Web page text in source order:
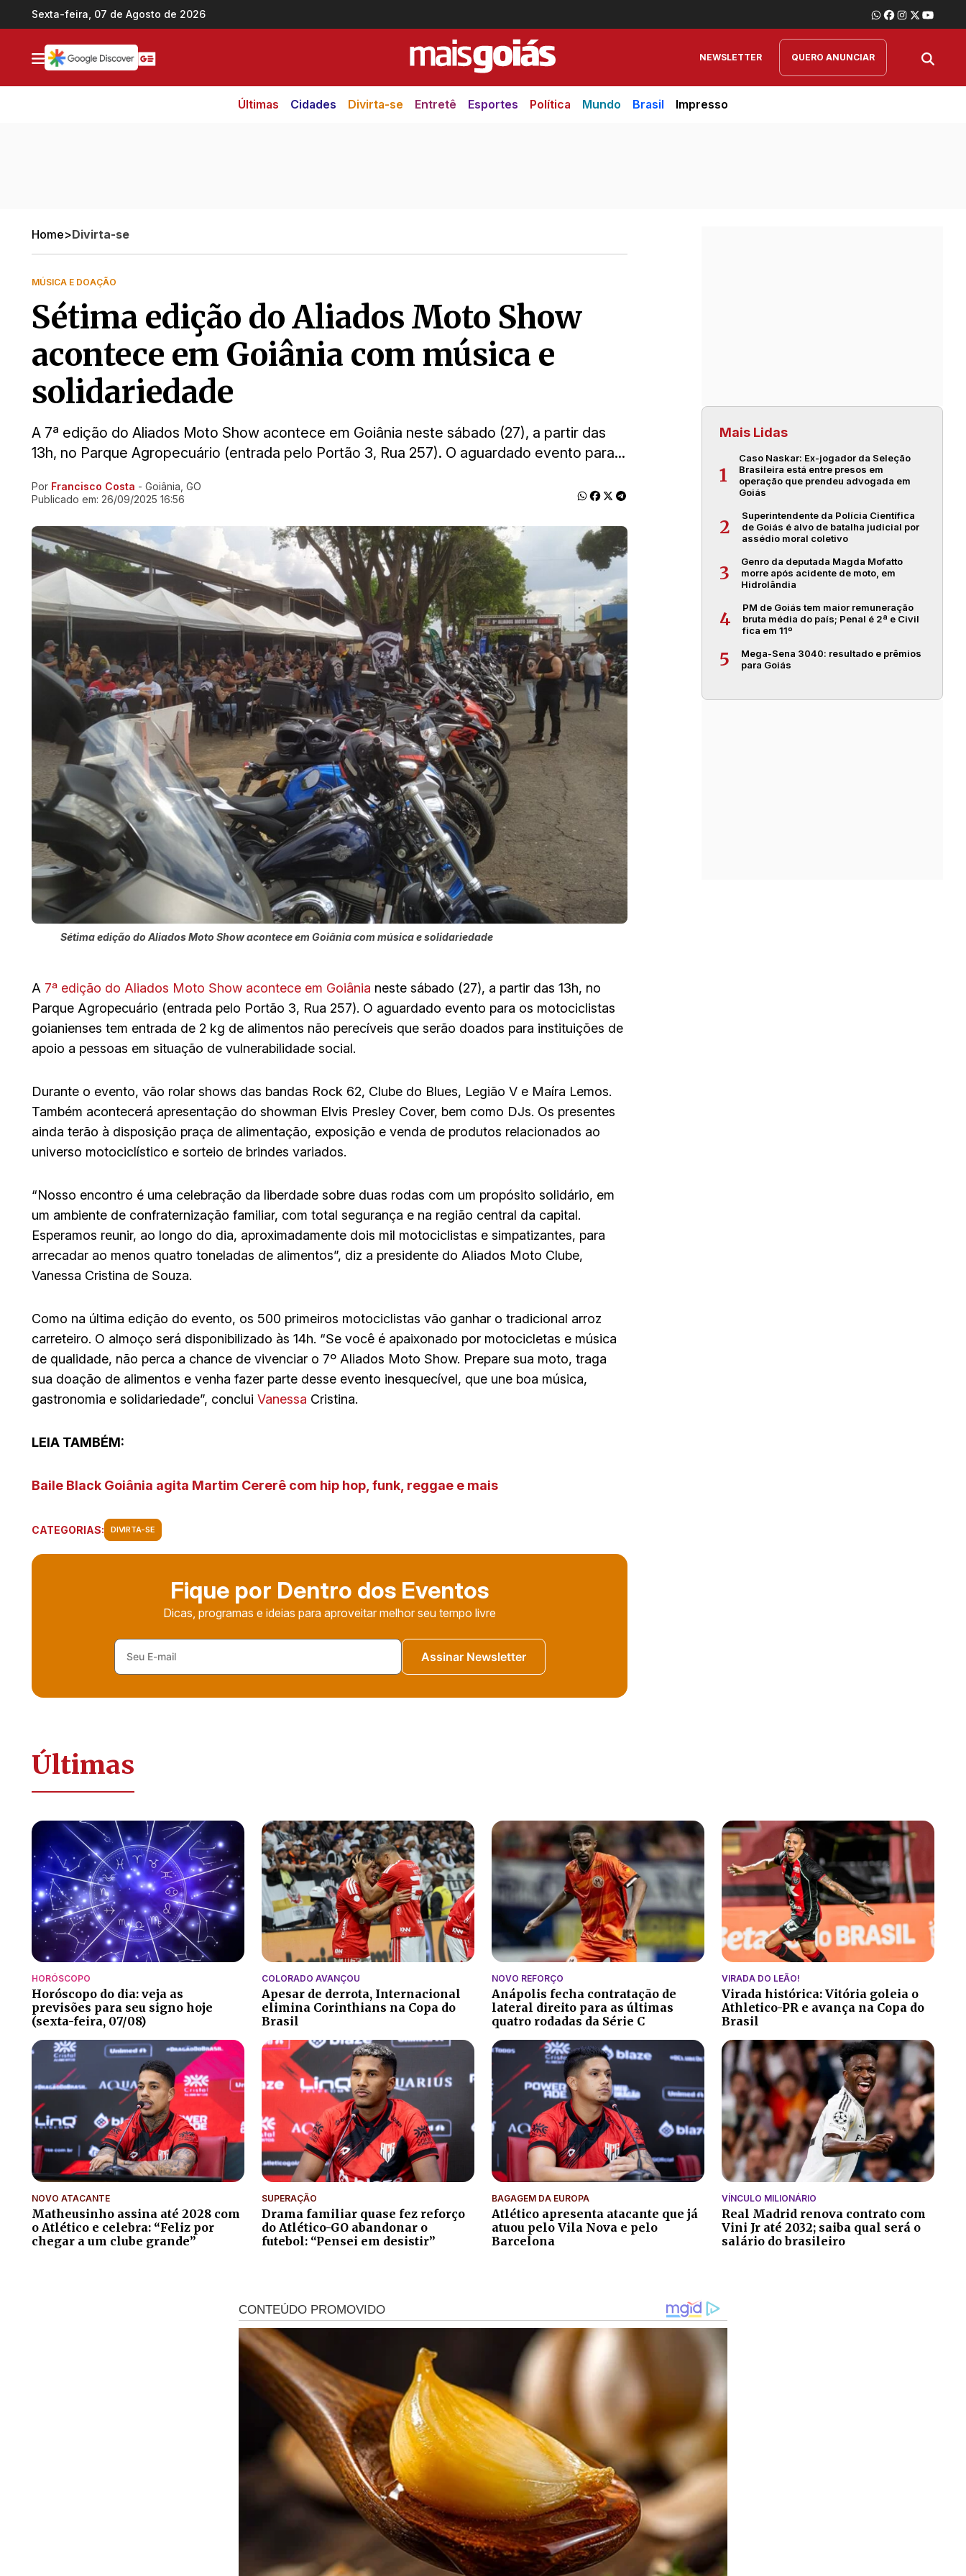
Ir direto pro conteúdo
Sexta-feira, 07 de Agosto de 2026
NEWSLETTER QUERO ANUNCIAR
Últimas Cidades Divirta-se Entretê Esportes Política Mundo Brasil Impresso
Home>Divirta-se
MÚSICA E DOAÇÃO
Sétima edição do Aliados Moto Show
acontece em Goiânia com música e
solidariedade
A 7ª edição do Aliados Moto Show acontece em Goiânia neste sábado (27), a partir das
13h, no Parque Agropecuário (entrada pelo Portão 3, Rua 257). O aguardado evento para...
Ir direto pra matéria
Por Francisco Costa - Goiânia, GO
Publicado em: 26/09/2025 16:56
Sétima edição do Aliados Moto Show acontece em Goiânia com música e solidariedade
A 7ª edição do Aliados Moto Show acontece em Goiânia neste sábado (27), a partir das 13h, no
Parque Agropecuário (entrada pelo Portão 3, Rua 257). O aguardado evento para os motociclistas
goianienses tem entrada de 2 kg de alimentos não perecíveis que serão doados para instituições de
apoio a pessoas em situação de vulnerabilidade social.
Durante o evento, vão rolar shows das bandas Rock 62, Clube do Blues, Legião V e Maíra Lemos.
Também acontecerá apresentação do showman Elvis Presley Cover, bem como DJs. Os presentes
ainda terão à disposição praça de alimentação, exposição e venda de produtos relacionados ao
universo motociclístico e sorteio de brindes variados.
“Nosso encontro é uma celebração da liberdade sobre duas rodas com um propósito solidário, em
um ambiente de confraternização familiar, com total segurança e na região central da capital.
Esperamos reunir, ao longo do dia, aproximadamente dois mil motociclistas e simpatizantes, para
arrecadar ao menos quatro toneladas de alimentos”, diz a presidente do Aliados Moto Clube,
Vanessa Cristina de Souza.
Como na última edição do evento, os 500 primeiros motociclistas vão ganhar o tradicional arroz
carreteiro. O almoço será disponibilizado às 14h. “Se você é apaixonado por motocicletas e música
de qualidade, não perca a chance de vivenciar o 7º Aliados Moto Show. Prepare sua moto, traga
sua doação de alimentos e venha fazer parte desse evento inesquecível, que une boa música,
gastronomia e solidariedade”, conclui Vanessa Cristina.
LEIA TAMBÉM:
Baile Black Goiânia agita Martim Cererê com hip hop, funk, reggae e mais
CATEGORIAS: DIVIRTA-SE
Fique por Dentro dos Eventos
Dicas, programas e ideias para aproveitar melhor seu tempo livre
Assinar Newsletter
Mais Lidas
1
Caso Naskar: Ex-jogador da Seleção
Brasileira está entre presos em
operação que prendeu advogada em
Goiás
2
Superintendente da Polícia Científica
de Goiás é alvo de batalha judicial por
assédio moral coletivo
3
Genro da deputada Magda Mofatto
morre após acidente de moto, em
Hidrolândia
4
PM de Goiás tem maior remuneração
bruta média do país; Penal é 2ª e Civil
fica em 11º
5
Mega-Sena 3040: resultado e prêmios
para Goiás
Últimas
HORÓSCOPO
Horóscopo do dia: veja as
previsões para seu signo hoje
(sexta-feira, 07/08)
COLORADO AVANÇOU
Apesar de derrota, Internacional
elimina Corinthians na Copa do
Brasil
NOVO REFORÇO
Anápolis fecha contratação de
lateral direito para as últimas
quatro rodadas da Série C
VIRADA DO LEÃO!
Virada histórica: Vitória goleia o
Athletico-PR e avança na Copa do
Brasil
NOVO ATACANTE
Matheusinho assina até 2028 com
o Atlético e celebra: “Feliz por
chegar a um clube grande”
SUPERAÇÃO
Drama familiar quase fez reforço
do Atlético-GO abandonar o
futebol: “Pensei em desistir”
BAGAGEM DA EUROPA
Atlético apresenta atacante que já
atuou pelo Vila Nova e pelo
Barcelona
VÍNCULO MILIONÁRIO
Real Madrid renova contrato com
Vini Jr até 2032; saiba qual será o
salário do brasileiro